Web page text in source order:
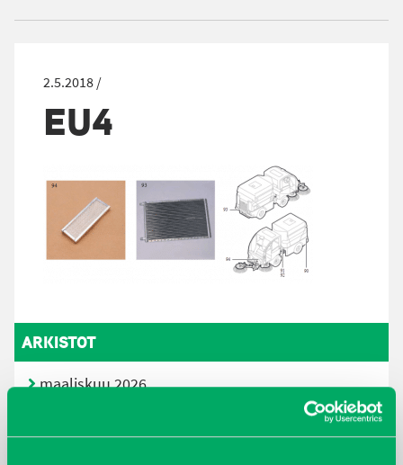
2.5.2018 /
EU4
ARKISTOT
maaliskuu 2026